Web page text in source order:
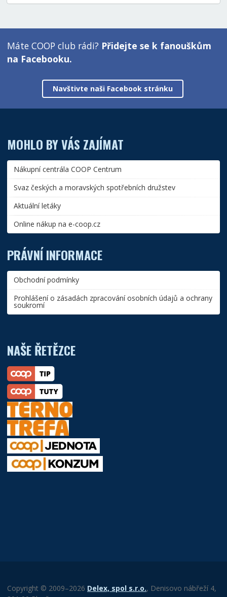
Máte COOP club rádi? Přidejte se k fanouškům
na Facebooku.
Navštivte naši Facebook stránku
MOHLO BY VÁS ZAJÍMAT
Nákupní centrála COOP Centrum
Svaz českých a moravských spotřebních družstev
Aktuální letáky
Online nákup na e-coop.cz
PRÁVNÍ INFORMACE
Obchodní podmínky
Prohlášení o zásadách zpracování osobních údajů a ochrany
soukromí
NAŠE ŘETĚZCE
Copyright © 2009–2026 Delex, spol s.r.o., Denisovo nábřeží 4,